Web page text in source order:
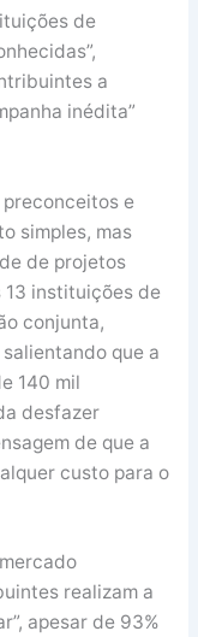
de
a
inédita”
e
simples, mas
de projetos
13 instituições de
conjunta,
que a
140 mil
desfazer
de que a
custo para o
realizam a
apesar de 93%